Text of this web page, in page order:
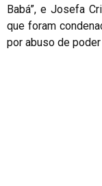
Babá”, e Josefa
que foram
por abuso de